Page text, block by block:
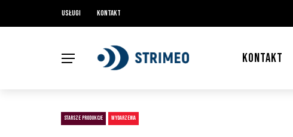
Usługi Kontakt
KONTAKT
STARSZE PRODUKCJE WYDARZENIA